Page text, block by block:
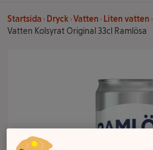
Startsida Dryck Vatten Liten vatten
Vatten Kolsyrat Original 33cl Ramlösa